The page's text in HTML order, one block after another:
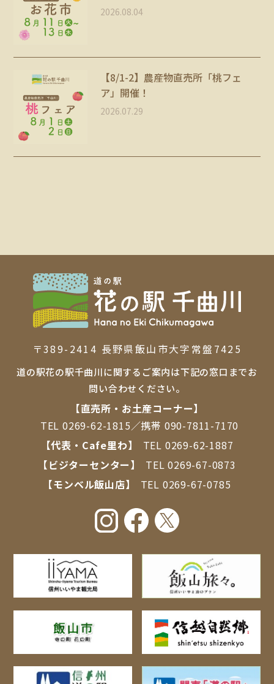
2026.08.04
【8/1-2】農産物直売所「桃フェ
ア」開催！
2026.07.29
〒389-2414 ⻑野県飯⼭市⼤字常盤7425
道の駅花の駅千曲川に関するご案内は下記の窓口までお
問い合わせください。
【直売所・お⼟産コーナー】
TEL 0269-62-1815／携帯 090-7811-7170
【代表・Cafe里わ】
TEL 0269-62-1887
【ビジターセンター】
TEL0269-67-0873
【モンベル飯山店】
TEL 0269-67-0785